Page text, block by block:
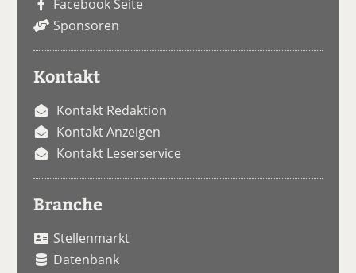
Facebook Seite
Sponsoren
Kontakt
Kontakt Redaktion
Kontakt Anzeigen
Kontakt Leserservice
Branche
Stellenmarkt
Datenbank